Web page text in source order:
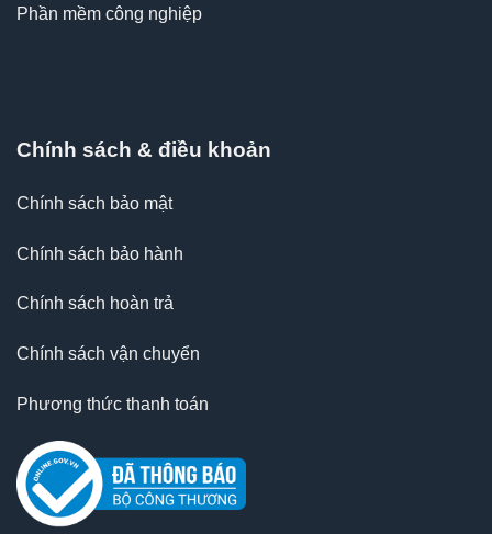
Phần mềm công nghiệp
Chính sách & điều khoản
Chính sách bảo mật
Chính sách bảo hành
Chính sách hoàn trả
Chính sách vận chuyển
Phương thức thanh toán